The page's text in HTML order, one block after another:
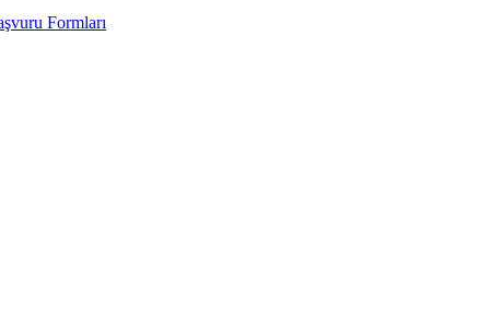
Formları